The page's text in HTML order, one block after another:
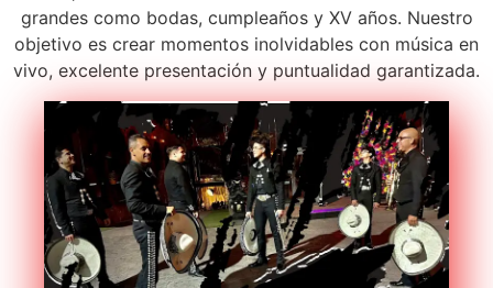
grandes como bodas, cumpleaños y XV años. Nuestro
objetivo es crear momentos inolvidables con música en
vivo, excelente presentación y puntualidad garantizada.